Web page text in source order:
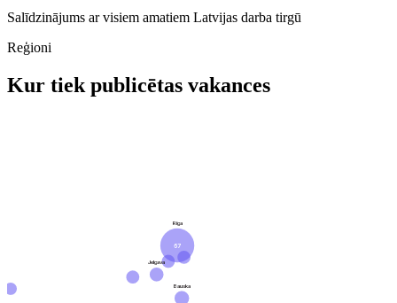
Salīdzinājums ar visiem amatiem Latvijas darba tirgū
Reģioni
Kur tiek publicētas vakances
Jelgava
Bauska
67
Rīga